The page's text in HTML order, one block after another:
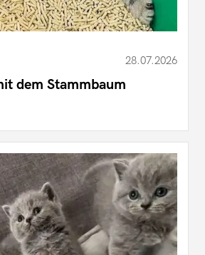
28.07.2026
dem Stammbaum